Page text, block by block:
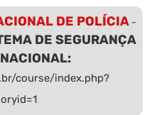
DE POLÍCIA-
DE SEGURANÇA
course/index.php?